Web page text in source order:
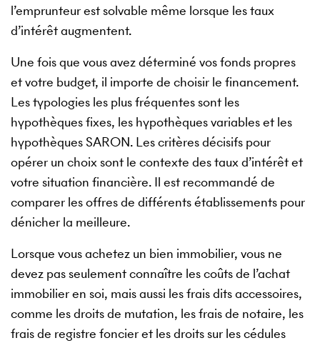
l’emprunteur est solvable même lorsque les taux
d’intérêt augmentent.
Une fois que vous avez déterminé vos fonds propres
et votre budget, il importe de choisir le financement.
Les typologies les plus fréquentes sont les
hypothèques fixes, les hypothèques variables et les
hypothèques SARON. Les critères décisifs pour
opérer un choix sont le contexte des taux d’intérêt et
votre situation financière. Il est recommandé de
comparer les offres de différents établissements pour
dénicher la meilleure.
Lorsque vous achetez un bien immobilier, vous ne
devez pas seulement connaître les coûts de l’achat
immobilier en soi, mais aussi les frais dits accessoires,
comme les droits de mutation, les frais de notaire, les
frais de registre foncier et les droits sur les cédules